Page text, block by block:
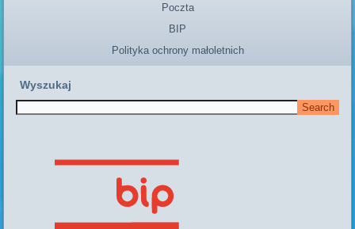
Poczta
BIP
Polityka ochrony małoletnich
Wyszukaj